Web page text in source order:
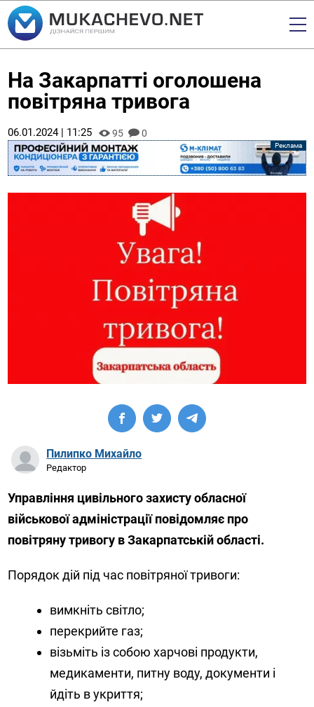
На Закарпатті оголошена
повітряна тривога
06.01.2024 | 11:25 95 0
Пилипко Михайло
Редактор
Управління цивільного захисту обласної
військової адміністрації повідомляє про
повітряну тривогу в Закарпатській області.
Порядок дій під час повітряної тривоги:
вимкніть світло;
перекрийте газ;
візьміть із собою харчові продукти,
медикаменти, питну воду, документи і
йдіть в укриття;